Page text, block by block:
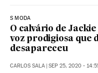
S MODA
O calvário de
voz prodigiosa que
desapareceu
CARLOS SALA SEP 25, 2020 -